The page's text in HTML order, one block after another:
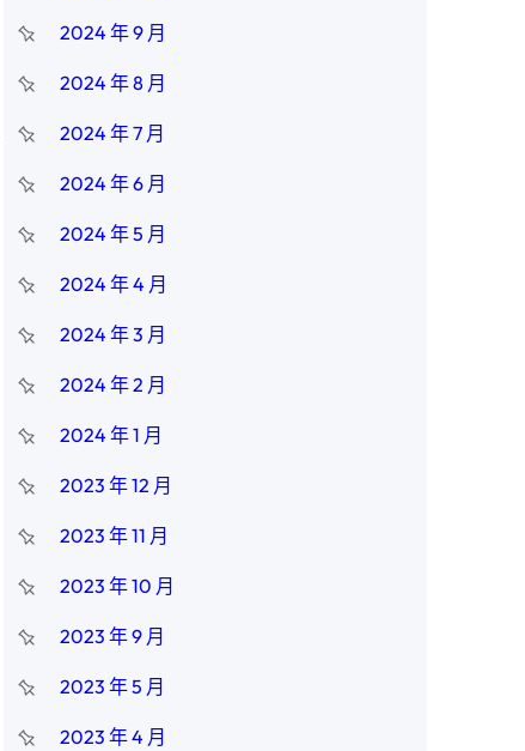
2024 年 9 月
2024 年 8 月
2024 年 7 月
2024 年 6 月
2024 年 5 月
2024 年 4 月
2024 年 3 月
2024 年 2 月
2024 年 1 月
2023 年 12 月
2023 年 11 月
2023 年 10 月
2023 年 9 月
2023 年 5 月
2023 年 4 月